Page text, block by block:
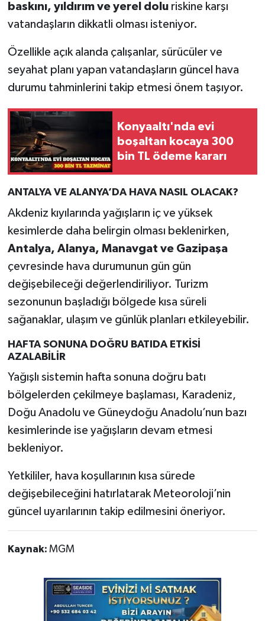
baskını, yıldırım ve yerel doluriskine karşı
vatandaşların dikkatli olması isteniyor.
Özellikle açık alanda çalışanlar, sürücüler ve
seyahat planı yapan vatandaşların güncel hava
durumu tahminlerini takip etmesi önem taşıyor.
Konyaaltı'nda evi
boşaltan kocaya 300
bin TL ödeme kararı
ANTALYA VE ALANYA’DA HAVA NASIL OLACAK?
Akdeniz kıyılarında yağışların iç ve yüksek
kesimlerde daha belirgin olması beklenirken,
Antalya, Alanya, Manavgat ve Gazipaşa
çevresinde hava durumunun gün gün
değişebileceği değerlendiriliyor. Turizm
sezonunun başladığı bölgede kısa süreli
sağanaklar, ulaşım ve günlük planları etkileyebilir.
HAFTA SONUNA DOĞRU BATIDA ETKİSİ
AZALABİLİR
Yağışlı sistemin hafta sonuna doğru batı
bölgelerden çekilmeye başlaması, Karadeniz,
Doğu Anadolu ve Güneydoğu Anadolu’nun bazı
kesimlerinde ise yağışların devam etmesi
bekleniyor.
Yetkililer, hava koşullarının kısa sürede
değişebileceğini hatırlatarak Meteoroloji’nin
güncel uyarılarının takip edilmesini öneriyor.
Kaynak: MGM